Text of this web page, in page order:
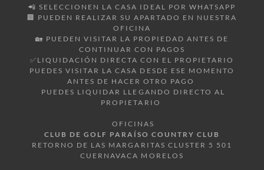
📲 SELECCIONEN LA CASA IDEAL POR WHATSAPP
🏢 PUEDEN REALIZAR SU APARTADO EN NUESTRA
OFICINA
🏡 PUEDEN VISITAR LA PROPIEDAD ANTES DE
CONTINUAR CON PAGOS
✅LIQUIDACIÓN DIRECTA CON EL PROPIETARIO
PUEDES VISITAR LA CASA DESDE ESE MOMENTO
ANTES DE HACER OTRO PAGO
PUEDES LIQUIDAR LLEGANDO DIRECTO AL
PROPIETARIO
OFICINAS
CLUB DE GOLF PARAÍSO COUNTRY CLUB
RETORNO DE LAS MARGARITAS CLUSTER 5 501
CUERNAVACA MORELOS